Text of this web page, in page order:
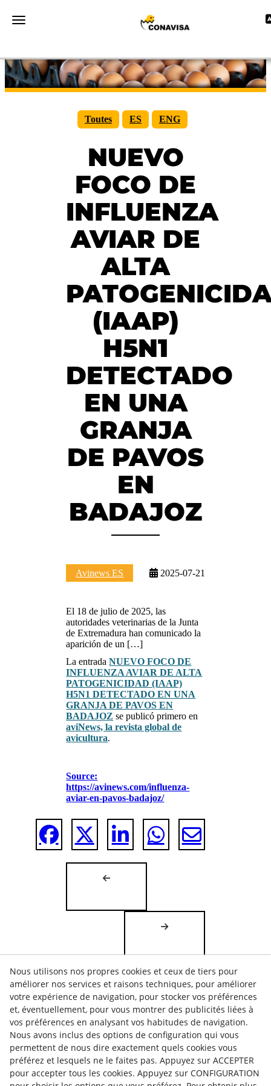
Toggle navigation
Toutes ES ENG
NUEVO
FOCO DE
INFLUENZA
AVIAR DE
ALTA
(IAAP)
H5N1
DETECTADO
EN UNA
GRANJA
DE PAVOS
EN
BADAJOZ
Avinews ES 2025-07-21
El 18 de julio de 2025, las
autoridades veterinarias de la Junta
de Extremadura han comunicado la
aparición de un […]
La entradaNUEVO FOCO DE
INFLUENZA AVIAR DE ALTA
PATOGENICIDAD (IAAP)
H5N1 DETECTADO EN UNA
GRANJA DE PAVOS EN
BADAJOZ se publicó primero en
aviNews, la revista global de
avicultura.
Source:
https://avinews.com/influenza-
aviar-en-pavos-badajoz/
POLITIQUE DE COOKIES
CONSEILS JURIDIQUES
POLITIQUE DE CONFIDENTIALITÉ
Nous utilisons nos propres cookies et ceux de tiers pour
améliorer nos services et raisons techniques, pour améliorer
votre expérience de navigation, pour stocker vos préférences
et, éventuellement, pour vous montrer des publicités liées à
vos préférences en analysant vos habitudes de navigation.
Nous avons inclus des options de configuration qui vous
permettent de nous dire exactement quels cookies vous
préférez et lesquels ne le faites pas. Appuyez sur ACCEPTER
pour accepter tous les cookies. Appuyez sur CONFIGURATION